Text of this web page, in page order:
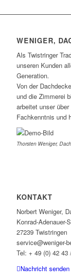
WENIGER,
Als Twistringer
unseren Kunden
Generation.
Von der
und die Zimmerei
arbeitet unser
Fachkenntnis und
Thorsten Weniger,
KONTAKT
Norbert Weniger,
Konrad-Adenauer-
27239 Twistringen
service@weniger-
Tel: + 49 (0) 42 43
Nachricht senden